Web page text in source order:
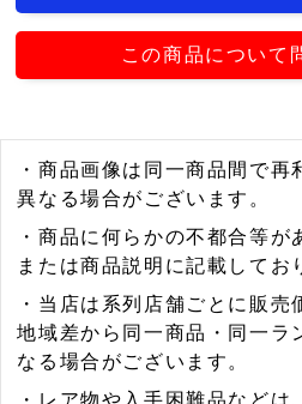
この商品について
・商品画像は同一商品間で再
異なる場合がございます。
・商品に何らかの不都合等
または商品説明に記載してお
・当店は系列店舗ごとに販売
地域差から同一商品・同一ラ
なる場合がございます。